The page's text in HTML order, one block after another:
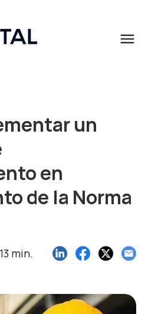
menu
un
en
de la Norma
min.